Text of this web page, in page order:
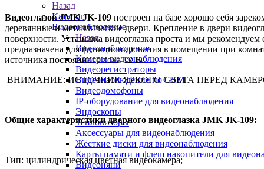
Назад
Каталог
Видеонаблюдение
Назад
Видеонаблюдение
Камеры видеонаблюдения
Видеорегистраторы
Видеонаблюдение по GSM
Видеодомофоны
IP-оборудование для видеонаблюдения
Эндоскопы
Тепловизоры
Аксессуары для видеонаблюдения
Жёсткие диски для видеонаблюдения
Карты памяти и флеш накопители для
Видеоняни
Видеоглазок JMK JK-109 построен на базе хорошо себя
деревянные и металлические двери. Крепление в двери
поверхности. Установка видеоглазка проста и мы
предназначена для функционирования в помещении при
источника постоянного тока 12 В.
ВНИМАНИЕ: ИСТОЧНИК ЯРКОГО СВЕТА ПЕРЕД
Общие характеристики дверного видеоглазка JMK JK-109:
Тип: цилиндрическая цветная видеокамера;